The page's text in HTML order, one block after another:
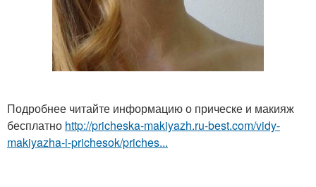
Подробнее читайте информацию о прическе и макияж
бесплатно http://pricheska-makiyazh.ru-best.com/vidy-
makiyazha-i-prichesok/priches...